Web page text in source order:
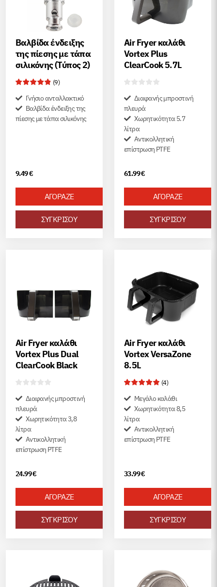
Βαλβίδα ένδειξης
της πίεσης με τάπα
σιλικόνης (Τύπος 2)
(9)
Γνήσιο ανταλλακτικό
Βαλβίδα ένδειξης της
πίεσης με τάπα σιλικόνης
9.49€
ΑΓΟΡΑΖΕ
ΣΥΓΚΡΙΣΟΥ
Air Fryer καλάθι
Vortex Plus
ClearCook 5.7L
Διαφανής μπροστινή
πλευρά
Χωρητικότητα 5.7
λίτρα
Αντικολλητική
επίστρωση PTFE
61.99€
ΑΓΟΡΑΖΕ
ΣΥΓΚΡΙΣΟΥ
Air Fryer καλάθι
Vortex Plus Dual
ClearCook Black
Διαφανής μπροστινή
πλευρά
Χωρητικότητα 3,8
λίτρα
Αντικολλητική
επίστρωση PTFE
24.99€
ΑΓΟΡΑΖΕ
ΣΥΓΚΡΙΣΟΥ
Air Fryer καλάθι
Vortex VersaZone
8.5L
(4)
Μεγάλο καλάθι
Χωρητικότητα 8,5
λίτρα
Αντικολλητική
επίστρωση PTFE
33.99€
ΑΓΟΡΑΖΕ
ΣΥΓΚΡΙΣΟΥ